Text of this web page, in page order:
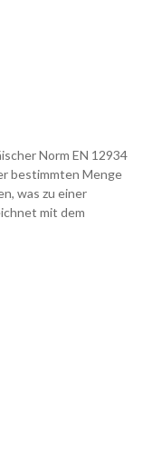
Norm EN 12934
bestimmten Menge
was zu einer
mit dem